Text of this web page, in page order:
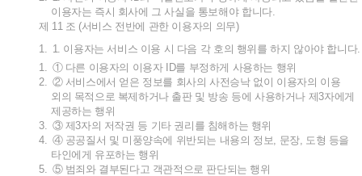
이용자는 즉시 회사에 그 사실을 통보해야 합니다.
제 11 조 (서비스 전반에 관한 이용자의 의무)
1.
1. 이용자는 서비스 이용 시 다음 각 호의 행위를 하지 않아야 합니다.
1.
① 다른 이용자의 이용자ID를 부정하게 사용하는 행위
2.
② 서비스에서 얻은 정보를 회사의 사전승낙 없이 이용자의 이용
외의 목적으로 복제하거나 출판 및 방송 등에 사용하거나 제3자에게
제공하는 행위
3.
③ 제3자의 저작권 등 기타 권리를 침해하는 행위
4.
④ 공공질서 및 미풍양속에 위반되는 내용의 정보 문장, 도형 등을
타인에게 유포하는 행위
5.
⑤ 범죄와 결부된다고 객관적으로 판단되는 행위